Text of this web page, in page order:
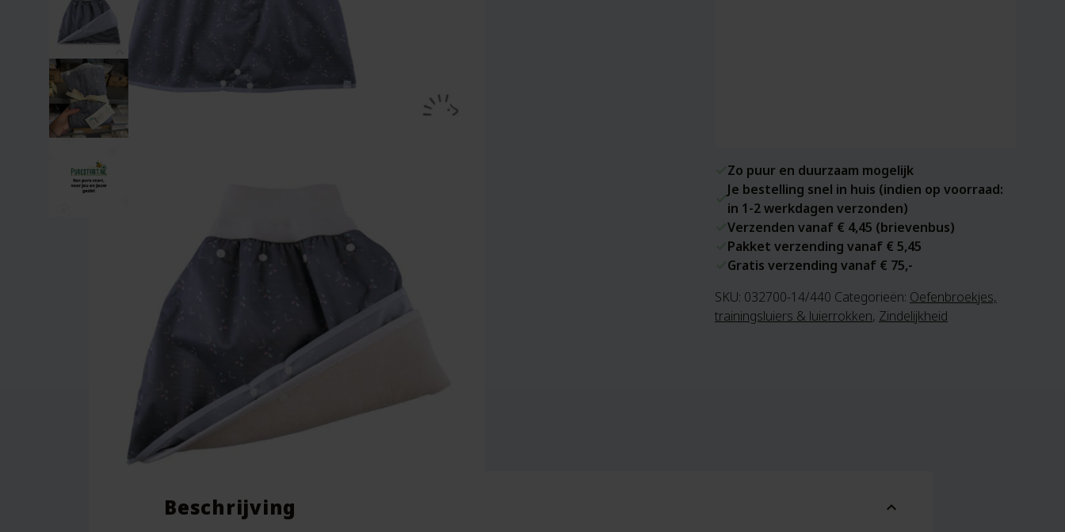
Zo puur en duurzaam mogelijk
Je bestelling snel in huis (indien op voorraad:
in 1-2 werkdagen verzonden)
Verzenden vanaf € 4,45 (brievenbus)
Pakket verzending vanaf € 5,45
Gratis verzending vanaf € 75,-
SKU: 032700-14/440 Categorieën: Oefenbroekjes,
trainingsluiers & luierrokken, Zindelijkheid
Beschrijving expand_more